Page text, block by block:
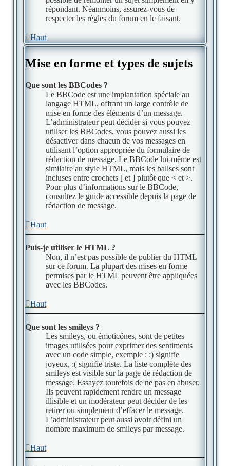
répondant. Néanmoins, assurez-vous de
respecter les règles du forum en le faisant.
Haut
Mise en forme et types de sujets
Que sont les BBCodes ?
Le BBCode est une implantation spéciale au
langage HTML, offrant un large contrôle de
mise en forme des éléments d’un message.
L’administrateur peut décider si vous pouvez
utiliser les BBCodes, vous pouvez aussi les
désactiver dans chacun de vos messages en
utilisant l’option appropriée du formulaire de
rédaction de message. Le BBCode lui-même est
similaire au style HTML, mais les balises sont
incluses entre crochets [ et ] plutôt que < et >.
Pour plus d’informations sur le BBCode,
consultez le guide accessible depuis la page de
rédaction de message.
Haut
Puis-je utiliser le HTML ?
Non, il n’est pas possible de publier du HTML
sur ce forum. La plupart des mises en forme
permises par le HTML peuvent être appliquées
avec les BBCodes.
Haut
Que sont les smileys ?
Les smileys, ou émoticônes, sont de petites
images utilisées pour exprimer des sentiments
avec un code simple, exemple : :) signifie
joyeux, :( signifie triste. La liste complète des
smileys est visible sur la page de rédaction de
message. Essayez toutefois de ne pas en abuser.
Ils peuvent rapidement rendre un message
illisible et un modérateur peut décider de les
retirer ou simplement d’effacer le message.
L’administrateur peut aussi avoir défini un
nombre maximum de smileys par message.
Haut